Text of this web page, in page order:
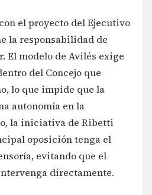
el proyecto del Ejecutivo
la responsabilidad de
El modelo de Avilés exige
del Concejo que
lo que impide que la
autonomía en la
la iniciativa de Ribetti
oposición tenga el
evitando que el
directamente.